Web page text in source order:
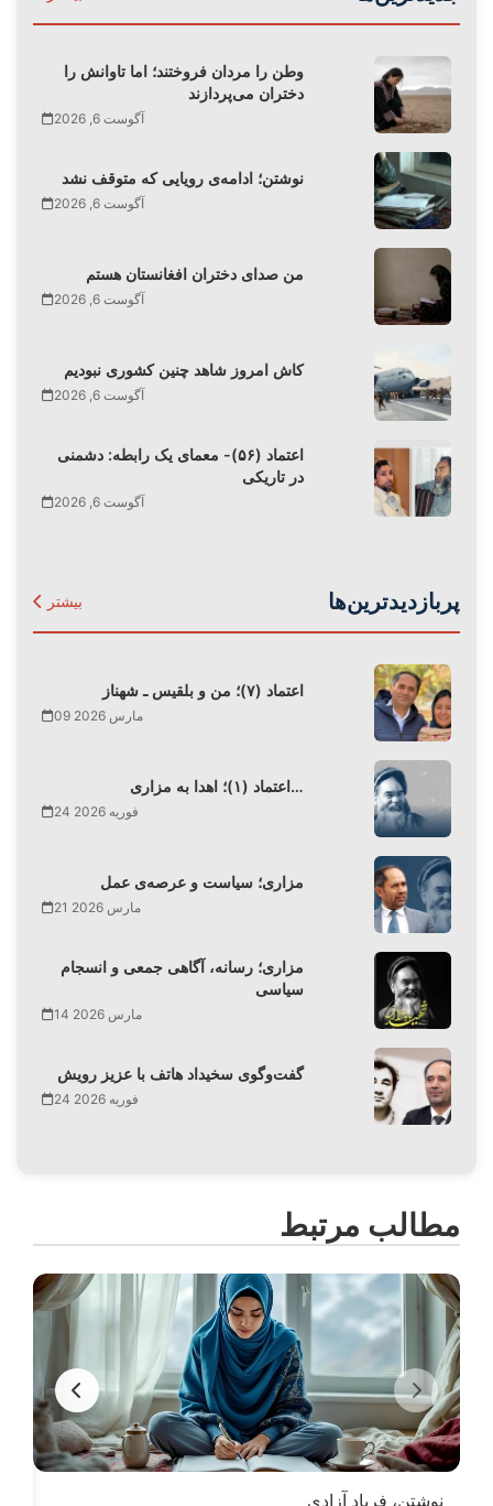
وطن را مردان فروختند؛ اما تاوانش را
دختران می‌پردازند
آگوست 6, 2026
نوشتن؛ ادامه‌ی رویایی که متوقف نشد
آگوست 6, 2026
من صدای دختران افغانستان هستم
آگوست 6, 2026
کاش امروز شاهد چنین کشوری نبودیم
آگوست 6, 2026
اعتماد (۵۶)- معمای یک رابطه: دشمنی
در تاریکی
آگوست 6, 2026
پربازدیدترین‌ها بیشتر
اعتماد (۷)؛ من و بلقیس ـ شهناز
09 مارس 2026
اعتماد (۱)؛ اهدا به مزاری…
24 فوریه 2026
مزاری؛ سیاست و عرصه‌ی عمل
21 مارس 2026
مزاری؛ رسانه، آگاهی جمعی و انسجام
سیاسی
14 مارس 2026
گفت‌وگوی سخیداد هاتف با عزیز رویش
24 فوریه 2026
مطالب مرتبط
نوشتن، فریاد آزادی